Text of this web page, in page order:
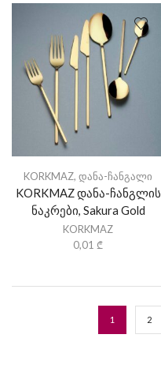
KORKMAZ, დანა-ჩანგალი
KORKMAZ დანა-ჩანგლის
ნაკრები, Sakura Gold
KORKMAZ
0,01 ₾
1 2